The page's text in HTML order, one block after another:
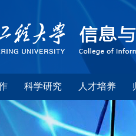
科学研究 人才培养